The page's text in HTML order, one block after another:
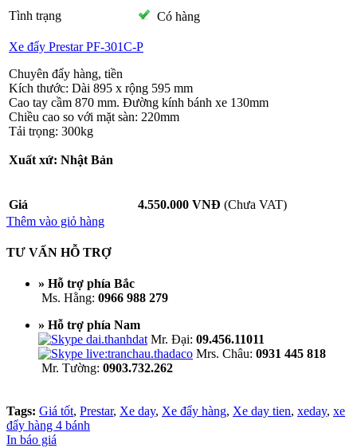
Tình trạng Có hàng
Xe đẩy Prestar PF-301C-P
Chuyên đẩy hàng, tiền
Kích thước: Dài 895 x rộng 595 mm
Cao tay cầm 870 mm. Đường kính bánh xe 130mm
Chiều cao so với mặt sàn: 220mm
Tải trọng: 300kg
Xuất xứ: Nhật Bản
Giá 4.550.000 VNĐ (Chưa VAT)
Thêm vào giỏ hàng
TƯ VẤN HỖ TRỢ
» Hỗ trợ phía Bắc
Ms. Hằng: 0966 988 279
» Hỗ trợ phía Nam
Mr. Đại: 09.456.11011
Mrs. Châu: 0931 445 818
Mr. Tường: 0903.732.262
Tags: Giá tốt, Prestar, Xe day, Xe đẩy hàng, Xe day tien, xeday, xe
đẩy hàng 4 bánh
In báo giá